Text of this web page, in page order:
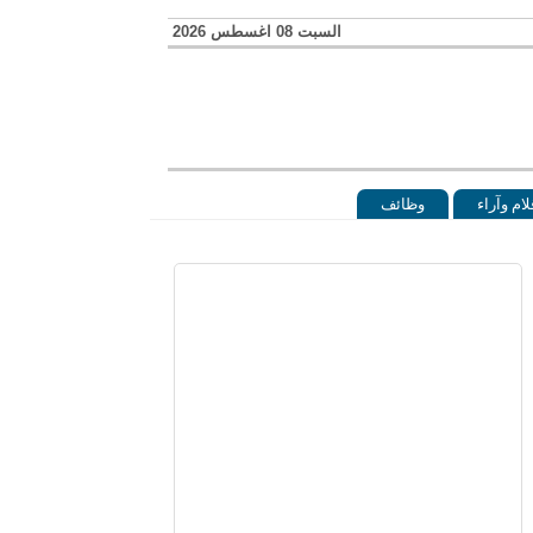
السبت 08 اغسطس 2026
وآراء وظائف